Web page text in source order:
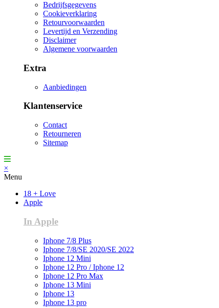
Bedrijfsgegevens
Cookieverklaring
Retourvoorwaarden
Levertijd en Verzending
Disclaimer
Algemene voorwaarden
Extra
Aanbiedingen
Klantenservice
Contact
Retourneren
Sitemap
×
Menu
18 + Love
Apple
In Apple
Iphone 7/8 Plus
Iphone 7/8/SE 2020/SE 2022
Iphone 12 Mini
Iphone 12 Pro / Iphone 12
Iphone 12 Pro Max
Iphone 13 Mini
Iphone 13
Iphone 13 pro